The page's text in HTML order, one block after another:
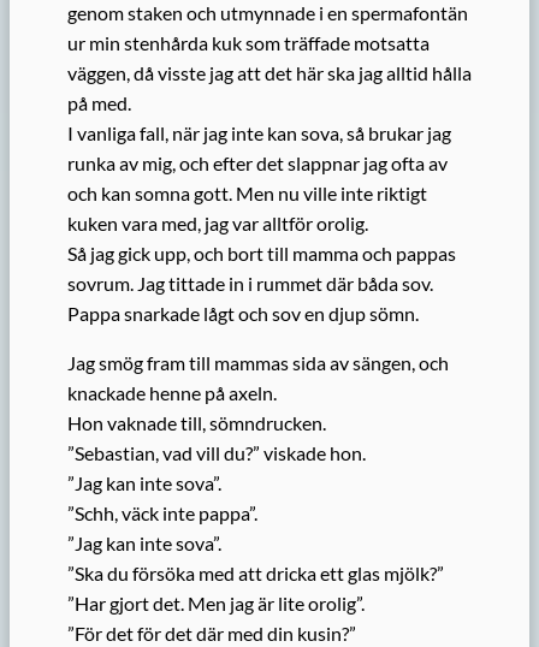
genom staken och utmynnade i en spermafontän
ur min stenhårda kuk som träffade motsatta
väggen, då visste jag att det här ska jag alltid hålla
på med.
I vanliga fall, när jag inte kan sova, så brukar jag
runka av mig, och efter det slappnar jag ofta av
och kan somna gott. Men nu ville inte riktigt
kuken vara med, jag var alltför orolig.
Så jag gick upp, och bort till mamma och pappas
sovrum. Jag tittade in i rummet där båda sov.
Pappa snarkade lågt och sov en djup sömn.
Jag smög fram till mammas sida av sängen, och
knackade henne på axeln.
Hon vaknade till, sömndrucken.
”Sebastian, vad vill du?” viskade hon.
”Jag kan inte sova”.
”Schh, väck inte pappa”.
”Jag kan inte sova”.
”Ska du försöka med att dricka ett glas mjölk?”
”Har gjort det. Men jag är lite orolig”.
”För det för det där med din kusin?”